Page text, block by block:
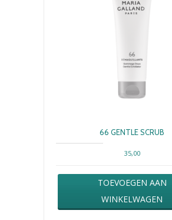
66 GENTLE SCRUB
35,00
TOEVOEGEN AAN
WINKELWAGEN